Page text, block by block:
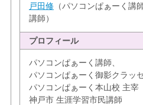
戸田修（パソコンぱぁーく講
講師）
プロフィール
パソコンぱぁーく講師、
パソコンぱぁーく御影クラッ
パソコンぱぁーく本山校 主宰
神戸市 生涯学習市民講師